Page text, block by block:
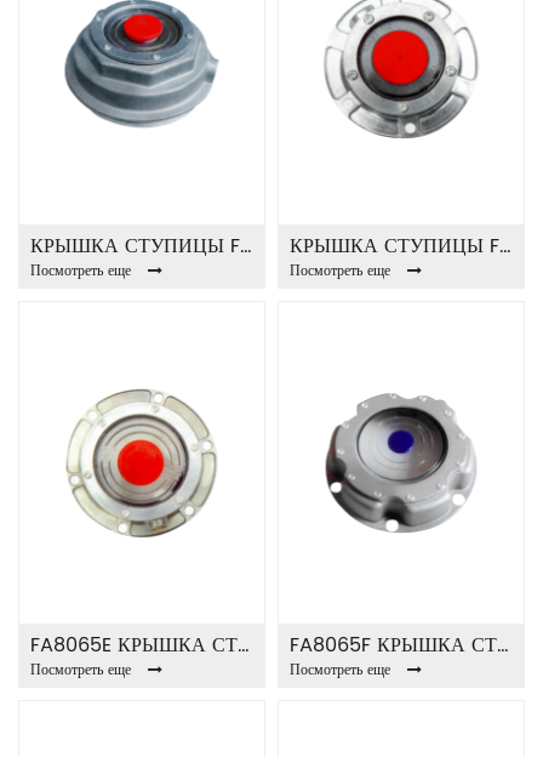
КРЫШКА СТУПИЦЫ FA8065C
Посмотреть еще
КРЫШКА СТУПИЦЫ FA8065D
Посмотреть еще
FA8065E КРЫШКА СТУПИЦЫ
Посмотреть еще
FA8065F КРЫШКА СТУПИЦЫ
Посмотреть еще